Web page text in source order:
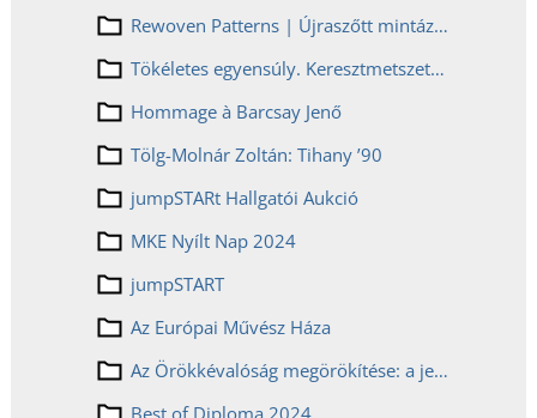
Rewoven Patterns | Újraszőtt mintázatok
Tökéletes egyensúly. Keresztmetszet – Barcsay Jenő életműve új megvilágításban
Hommage à Barcsay Jenő
Tölg-Molnár Zoltán: Tihany ’90
jumpSTARt Hallgatói Aukció
MKE Nyílt Nap 2024
jumpSTART
Az Európai Művész Háza
Az Örökkévalóság megörökítése: a jeruzsálemi örmény fotográfia a 19. és 20. században